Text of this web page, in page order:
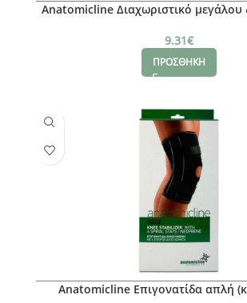
Anatomicline Διαχωριστικό
9.31€
ΠΡΟΣΘΗΚΗ
Anatomicline Επιγονατίδα απλή